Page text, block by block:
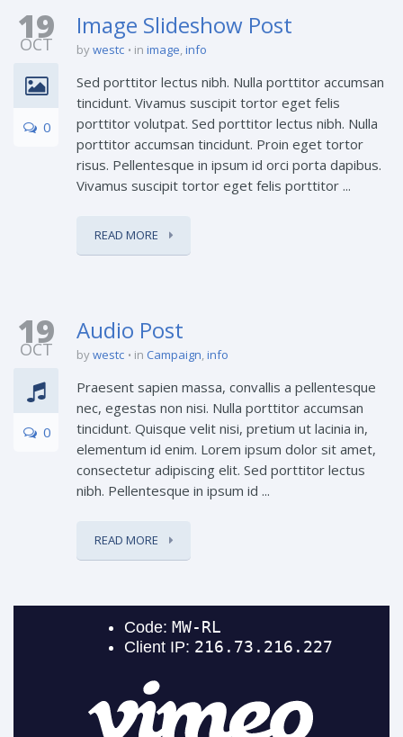
19
OCT
0
Image Slideshow Post
bywestc in image,info
Sed porttitor lectus nibh. Nulla porttitor accumsan
tincidunt. Vivamus suscipit tortor eget felis
porttitor volutpat. Sed porttitor lectus nibh. Nulla
porttitor accumsan tincidunt. Proin eget tortor
risus. Pellentesque in ipsum id orci porta dapibus.
Vivamus suscipit tortor eget felis porttitor ...
READ MORE
19
OCT
0
Audio Post
bywestc in Campaign,info
Praesent sapien massa, convallis a pellentesque
nec, egestas non nisi. Nulla porttitor accumsan
tincidunt. Quisque velit nisi, pretium ut lacinia in,
elementum id enim. Lorem ipsum dolor sit amet,
consectetur adipiscing elit. Sed porttitor lectus
nibh. Pellentesque in ipsum id ...
READ MORE